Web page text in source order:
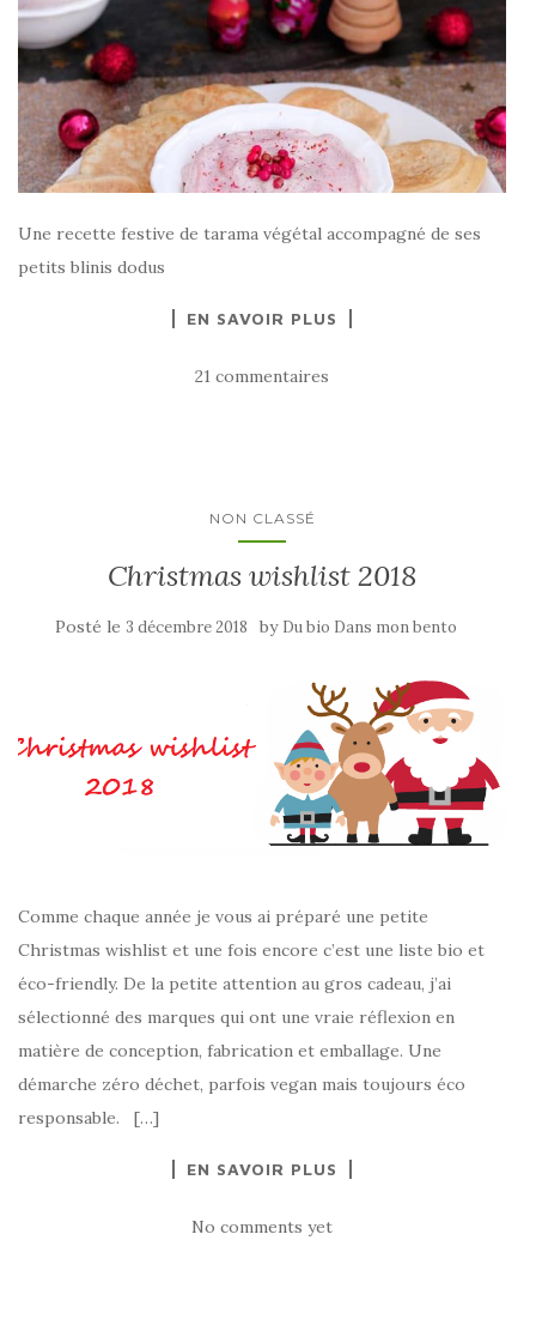
Une recette festive de tarama végétal accompagné de ses
petits blinis dodus
EN SAVOIR PLUS
21 commentaires
NON CLASSÉ
Christmas wishlist 2018
Posté le 3 décembre 2018 by Du bio Dans mon bento
Comme chaque année je vous ai préparé une petite
Christmas wishlist et une fois encore c’est une liste bio et
éco-friendly. De la petite attention au gros cadeau, j’ai
sélectionné des marques qui ont une vraie réflexion en
matière de conception, fabrication et emballage. Une
démarche zéro déchet, parfois vegan mais toujours éco
responsable. […]
EN SAVOIR PLUS
No comments yet